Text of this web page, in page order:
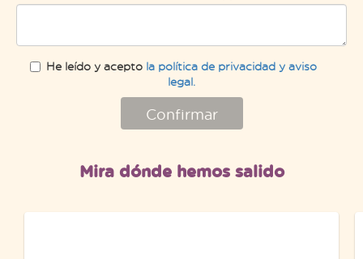
He leído y acepto la política de privacidad y aviso
legal.
Confirmar
Mira dónde hemos salido